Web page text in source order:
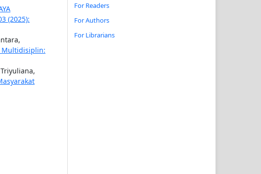
(2025):
Multidisiplin:
For Readers
For Authors
For Librarians